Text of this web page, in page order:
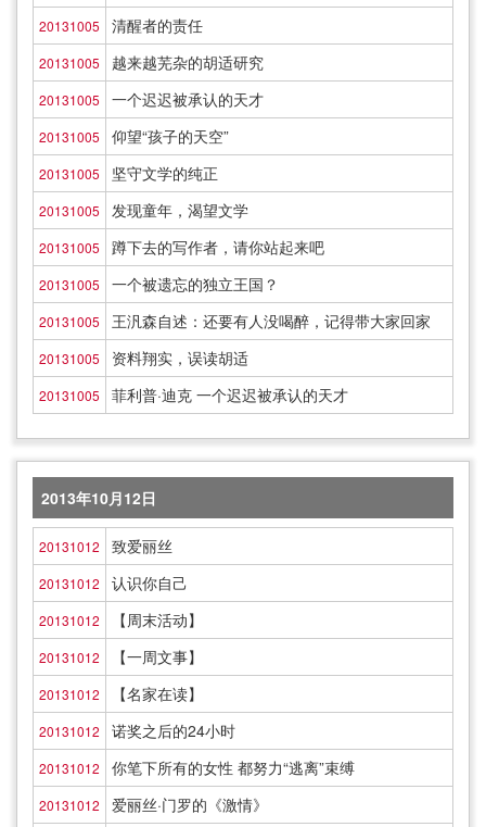
20131005 清醒者的责任
20131005 越来越芜杂的胡适研究
20131005 一个迟迟被承认的天才
20131005 仰望“孩子的天空”
20131005 坚守文学的纯正
20131005 发现童年，渴望文学
20131005 蹲下去的写作者，请你站起来吧
20131005 一个被遗忘的独立王国？
20131005 王汎森自述：还要有人没喝醉，记得带大家回家
20131005 资料翔实，误读胡适
20131005 菲利普·迪克 一个迟迟被承认的天才
2013年10月12日
20131012 致爱丽丝
20131012 认识你自己
20131012 【周末活动】
20131012 【一周文事】
20131012 【名家在读】
20131012 诺奖之后的24小时
20131012 你笔下所有的女性 都努力“逃离”束缚
20131012 爱丽丝·门罗的《激情》